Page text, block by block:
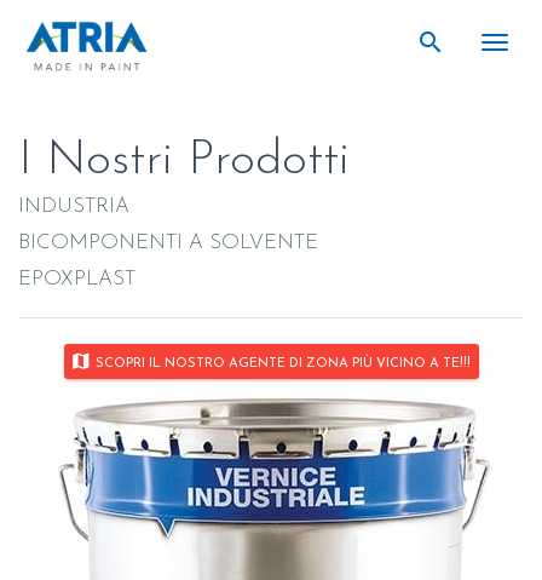
search
I Nostri Prodotti
INDUSTRIA
BICOMPONENTI A SOLVENTE
EPOXPLAST
map SCOPRI IL NOSTRO AGENTE DI ZONA PIÙ VICINO A TE!!!